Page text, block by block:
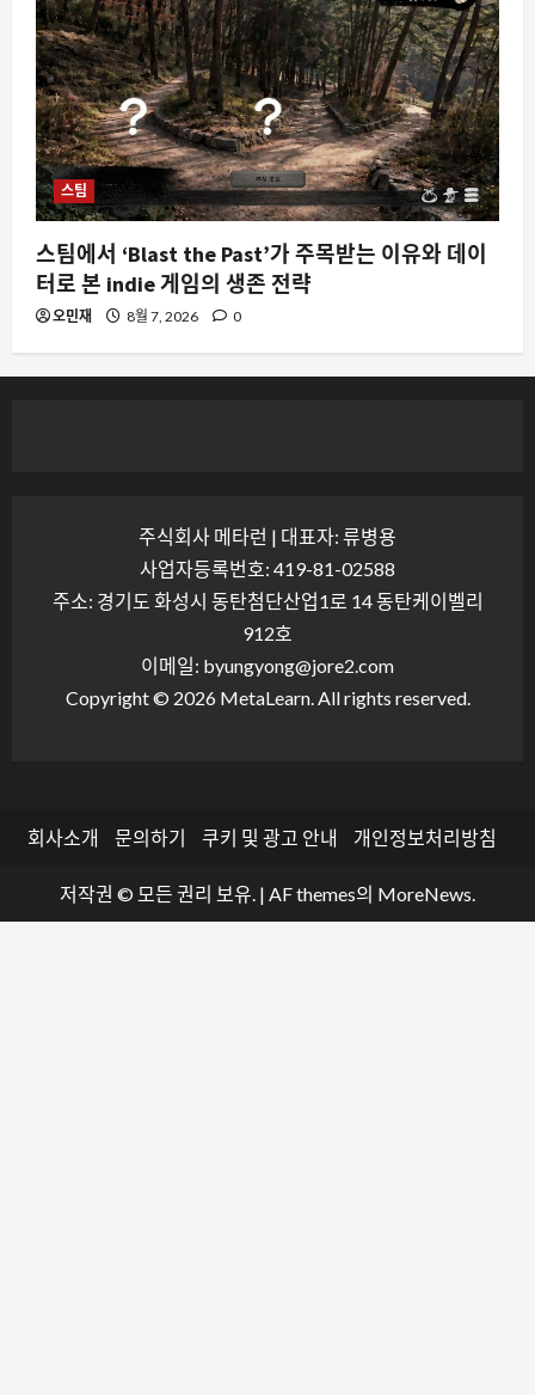
스팀
스팀에서 ‘Blast the Past’가 주목받는 이유와 데이
터로 본 indie 게임의 생존 전략
오민재 8월 7, 2026 0
주식회사 메타런 | 대표자: 류병용
사업자등록번호: 419-81-02588
주소: 경기도 화성시 동탄첨단산업1로 14 동탄케이벨리
912호
이메일: byungyong@jore2.com
Copyright © 2026 MetaLearn. All rights reserved.
회사소개 문의하기 쿠키 및 광고 안내 개인정보처리방침
저작권 © 모든 권리 보유. | AF themes의 MoreNews.